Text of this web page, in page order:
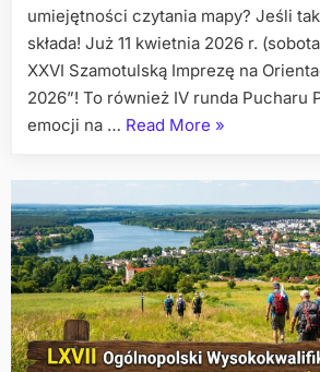
umiejętności czytania mapy? Jeśli
składa! Już 11 kwietnia 2026 r.
XXVI Szamotulską Imprezę na
2026”! To również IV runda Pucharu
emocji na … Read More „Kompas
dłoń
i
ruszamy
w
las!
Zapraszamy
na
»